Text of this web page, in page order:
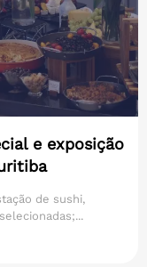
e exposição
de sushi,